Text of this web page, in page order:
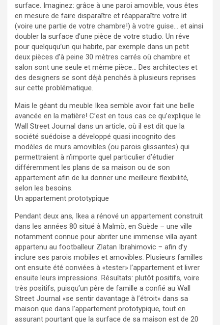
surface. Imaginez: grâce à une paroi amovible, vous êtes
en mesure de faire disparaître et réapparaître votre lit
(voire une partie de votre chambre!) à votre guise… et ainsi
doubler la surface d’une pièce de votre studio. Un rêve
pour quelququ’un qui habite, par exemple dans un petit
deux pièces d’à peine 30 mètres carrés où chambre et
salon sont une seule et même pièce… Des architectes et
des designers se sont déjà penchés à plusieurs reprises
sur cette problématique.
Mais le géant du meuble Ikea semble avoir fait une belle
avancée en la matière! C’est en tous cas ce qu’explique le
Wall Street Journal dans un article, où il est dit que la
société suédoise a développé quasi incognito des
modèles de murs amovibles (ou parois glissantes) qui
permettraient à n’importe quel particulier d’étudier
différemment les plans de sa maison ou de son
appartement afin de lui donner une meilleure flexibilité,
selon les besoins.
Un appartement prototypique
Pendant deux ans, Ikea a rénové un appartement construit
dans les années 80 situé à Malmö, en Suède – une ville
notamment connue pour abriter une immense villa ayant
appartenu au footballeur Zlatan Ibrahimovic – afin d’y
inclure ses parois mobiles et amovibles. Plusieurs familles
ont ensuite été conviées à «tester» l’appartement et livrer
ensuite leurs impressions. Résultats: plutôt positifs, voire
très positifs, puisqu’un père de famille a confié au Wall
Street Journal «se sentir davantage à l’étroit» dans sa
maison que dans l’appartement prototypique, tout en
assurant pourtant que la surface de sa maison est de 20